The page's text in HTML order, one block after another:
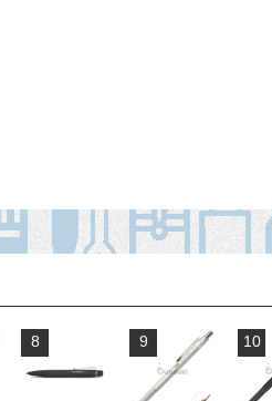
8 9 10